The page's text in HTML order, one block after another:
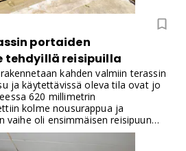
portaiden
tehdyillä reisipuilla
kahden valmiin terassin
ja käytettävissä oleva tila ovat jo
620 millimetrin
kolme nousurappua ja
vaihe oli ensimmäisen reisipuun
reisipuu toimi muiden mallina,